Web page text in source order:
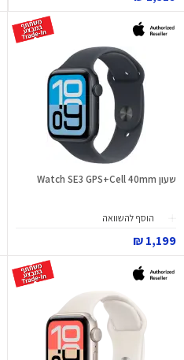
שעון Watch SE3 GPS+Cell 40mm
הוסף להשוואה
1,199 ₪